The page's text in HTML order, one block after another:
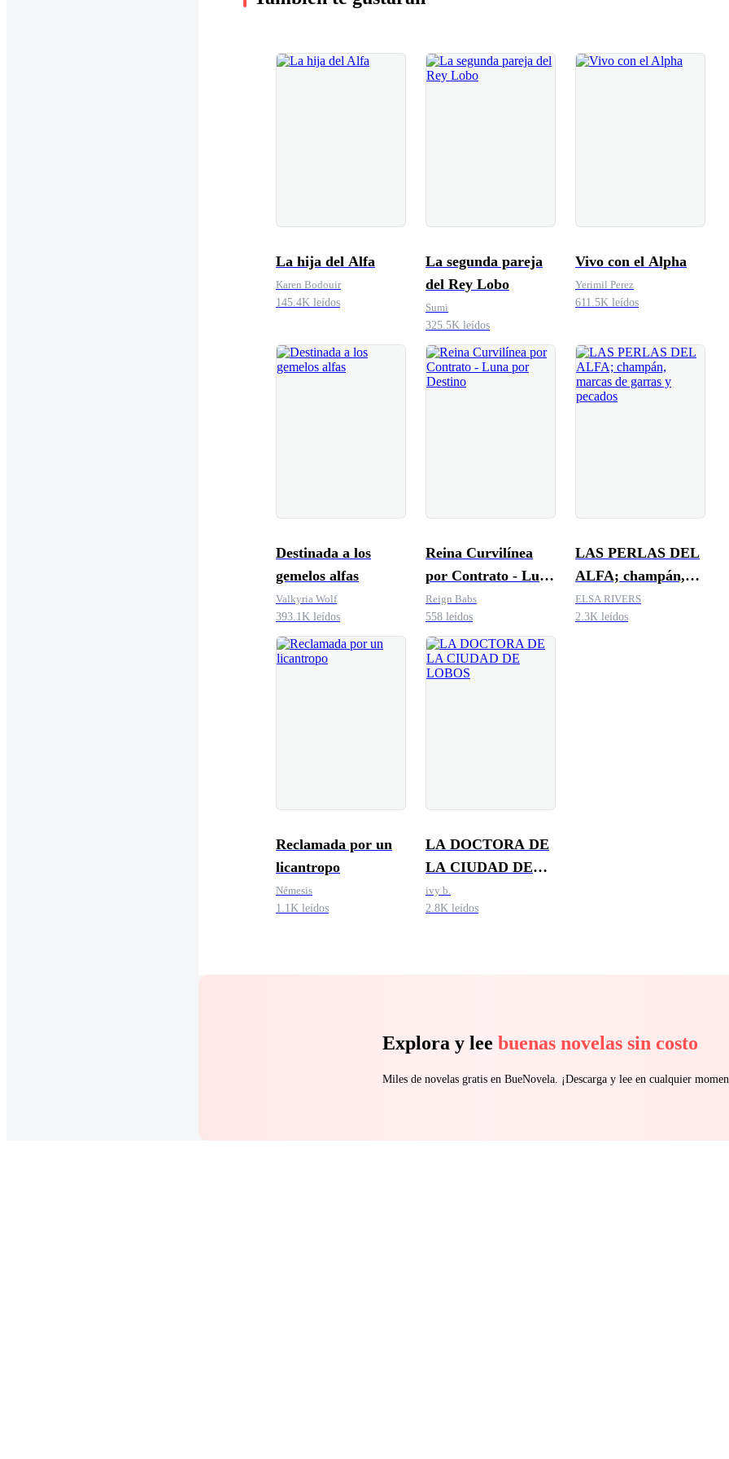
La hija del Alfa
Karen Bodouir
145.4K leídos
La segunda pareja
del Rey Lobo
Sumi
325.5K leídos
Vivo con el Alpha
Yerimil Perez
611.5K leídos
Destinada a los
gemelos alfas
Valkyria Wolf
393.1K leídos
Reina Curvilínea
por Contrato - Luna
por Destino
Reign Babs
558 leídos
LAS PERLAS DEL
ALFA; champán,
marcas de garras y
pecados
ELSA RIVERS
2.3K leídos
Reclamada por un
licantropo
Némesis
1.1K leídos
LA DOCTORA DE
LA CIUDAD DE
LOBOS
ivy b.
2.8K leídos
Explora y lee buenas novelas sin costo
Miles de novelas gratis en BueNovela. ¡Descarga y lee en cualquier